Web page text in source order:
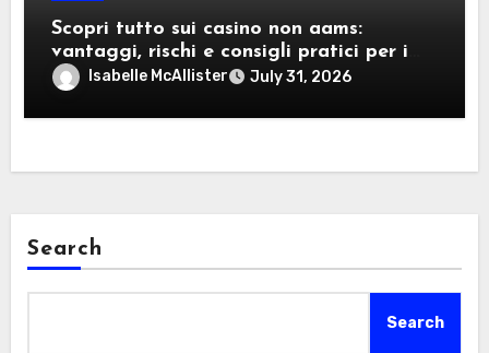
Scopri tutto sui casino non aams:
vantaggi, rischi e consigli pratici per i
giocatori italiani
Isabelle McAllister July 31, 2026
Search
Search